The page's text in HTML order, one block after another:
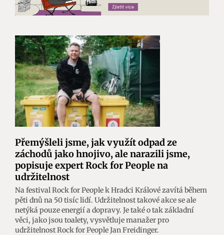
Přemýšleli jsme, jak využít odpad ze
záchodů jako hnojivo, ale narazili jsme,
popisuje expert Rock for People na
udržitelnost
Na festival Rock for People k Hradci Králové zavítá během
pěti dnů na 50 tisíc lidí. Udržitelnost takové akce se ale
netýká pouze energií a dopravy. Je také o tak základní
věci, jako jsou toalety, vysvětluje manažer pro
udržitelnost Rock for People Jan Freidinger.